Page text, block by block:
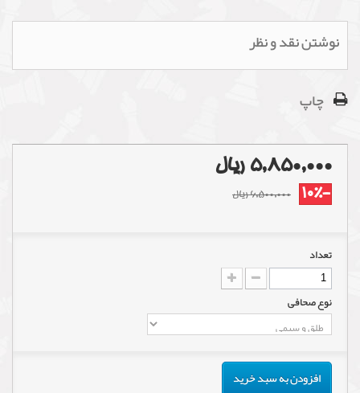
نوشتن نقد و نظر
چاپ
5,850,000 ریال
-10% 6,500,000 ریال
تعداد
نوع صحافی
افزودن به سبد خرید